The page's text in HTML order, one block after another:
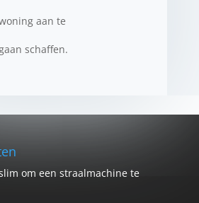
aan te
schaffen.
om een straalmachine te